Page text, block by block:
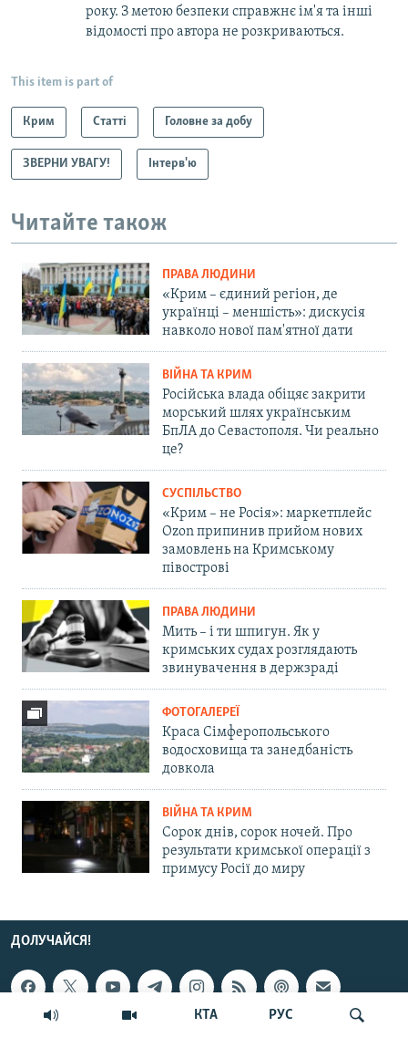
КТА РУС
року. З метою безпеки справжнє ім'я та інші
відомості про автора не розкриваються.
This item is part of
Крим Статті Головне за добу
ЗВЕРНИ УВАГУ! Інтерв'ю
Читайте також
ПРАВА ЛЮДИНИ
«Крим – єдиний регіон, де
українці – меншість»: дискусія
навколо нової пам'ятної дати
ВІЙНА ТА КРИМ
Російська влада обіцяє закрити
морський шлях українським
БпЛА до Севастополя. Чи реально
це?
СУСПІЛЬСТВО
«Крим – не Росія»: маркетплейс
Ozon припинив прийом нових
замовлень на Кримському
півострові
ПРАВА ЛЮДИНИ
Мить – і ти шпигун. Як у
кримських судах розглядають
звинувачення в держзраді
ФОТОГАЛЕРЕЇ
Краса Сімферопольського
водосховища та занедбаність
довкола
ВІЙНА ТА КРИМ
Сорок днів, сорок ночей. Про
результати кримської операції з
примусу Росії до миру
ДОЛУЧАЙСЯ!